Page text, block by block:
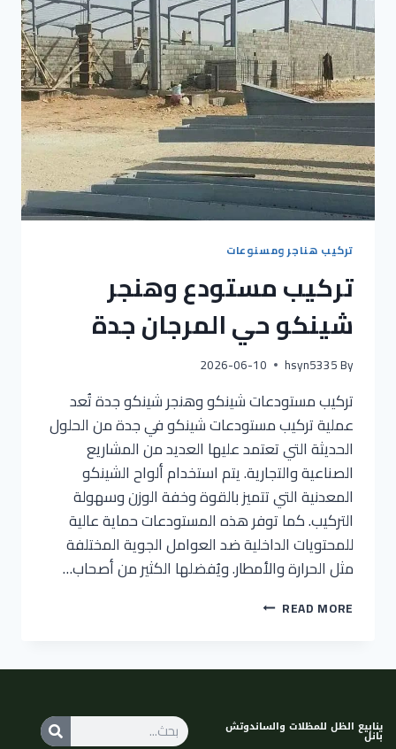
تركيب هناجر ومسنوعات
تركيب مستودع وهنجر
شينكو حي المرجان جدة
By
hsyn5335
2026-06-10
تركيب مستودعات شينكو وهنجر شينكو جدة تُعد
عملية تركيب مستودعات شينكو في جدة من الحلول
الحديثة التي تعتمد عليها العديد من المشاريع
الصناعية والتجارية. يتم استخدام ألواح الشينكو
المعدنية التي تتميز بالقوة وخفة الوزن وسهولة
التركيب. كما توفر هذه المستودعات حماية عالية
للمحتويات الداخلية ضد العوامل الجوية المختلفة
مثل الحرارة والأمطار. ويُفضلها الكثير من أصحاب…
READ MORE
ينابيع الظل للمظلات والساندوتش
بانل